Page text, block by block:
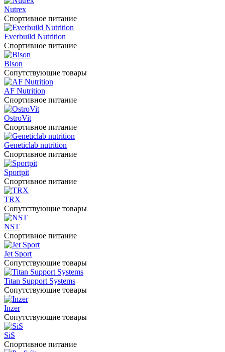
Nutrex
Спортивное питание
Everbuild Nutrition
Спортивное питание
Bison
Сопутствующие товары
AF Nutrition
Спортивное питание
OstroVit
Спортивное питание
Geneticlab nutrition
Спортивное питание
Sportpit
Спортивное питание
TRX
Сопутствующие товары
NST
Спортивное питание
Jet Sport
Сопутствующие товары
Titan Support Systems
Сопутствующие товары
Inzer
Сопутствующие товары
SiS
Спортивное питание